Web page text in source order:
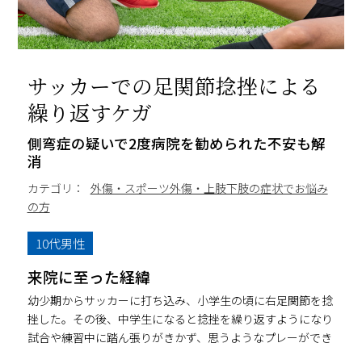
サッカーでの足関節捻挫による
繰り返すケガ
側弯症の疑いで2度病院を勧められた不安も解
消
カテゴリ：
外傷・スポーツ外傷・上肢下肢の症状でお悩み
の方
10代男性
来院に至った経緯
幼少期からサッカーに打ち込み、小学生の頃に右足関節を捻
挫した。その後、中学生になると捻挫を繰り返すようになり
試合や練習中に踏ん張りがきかず、思うようなプレーができ